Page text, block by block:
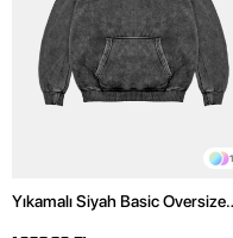
Yıkamalı Siyah Basic Oversize